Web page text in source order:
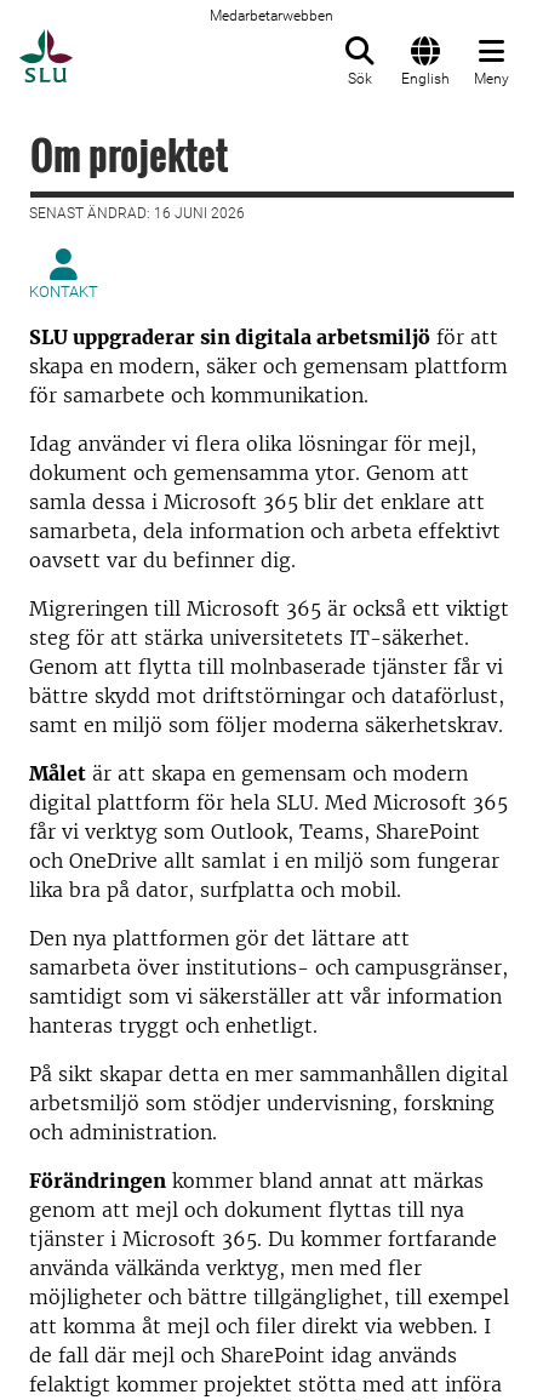
Medarbetarwebben
Sök English Meny
Om projektet
SENAST ÄNDRAD: 16 JUNI 2026
KONTAKT
SLU uppgraderar sin digitala arbetsmiljö för att
skapa en modern, säker och gemensam plattform
för samarbete och kommunikation.
Idag använder vi flera olika lösningar för mejl,
dokument och gemensamma ytor. Genom att
samla dessa i Microsoft 365 blir det enklare att
samarbeta, dela information och arbeta effektivt
oavsett var du befinner dig.
Migreringen till Microsoft 365 är också ett viktigt
steg för att stärka universitetets IT-säkerhet.
Genom att flytta till molnbaserade tjänster får vi
bättre skydd mot driftstörningar och dataförlust,
samt en miljö som följer moderna säkerhetskrav.
Målet är att skapa en gemensam och modern
digital plattform för hela SLU. Med Microsoft 365
får vi verktyg som Outlook, Teams, SharePoint
och OneDrive allt samlat i en miljö som fungerar
lika bra på dator, surfplatta och mobil.
Den nya plattformen gör det lättare att
samarbeta över institutions- och campusgränser,
samtidigt som vi säkerställer att vår information
hanteras tryggt och enhetligt.
På sikt skapar detta en mer sammanhållen digital
arbetsmiljö som stödjer undervisning, forskning
och administration.
Förändringen kommer bland annat att märkas
genom att mejl och dokument flyttas till nya
tjänster i Microsoft 365. Du kommer fortfarande
använda välkända verktyg, men med fler
möjligheter och bättre tillgänglighet, till exempel
att komma åt mejl och filer direkt via webben. I
de fall där mejl och SharePoint idag används
felaktigt kommer projektet stötta med att införa